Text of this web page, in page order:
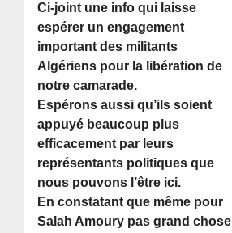
Ci-joint une info qui laisse
espérer un engagement
important des militants
Algériens pour la libération de
notre camarade.
Espérons aussi qu’ils soient
appuyé beaucoup plus
efficacement par leurs
représentants politiques que
nous pouvons l’être ici.
En constatant que même pour
Salah Amoury pas grand chose